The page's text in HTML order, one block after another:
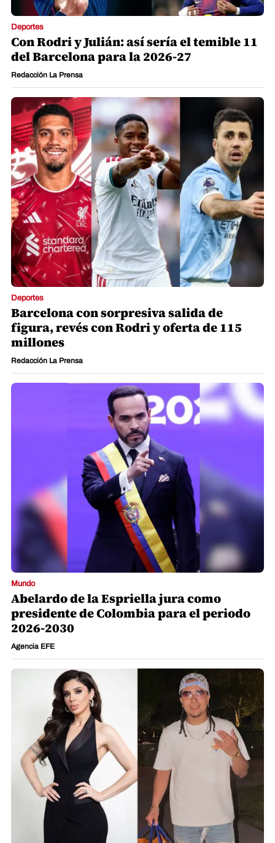
Deportes
Con Rodri y Julián: así sería el temible 11
del Barcelona para la 2026-27
Redacción La Prensa
Deportes
Barcelona con sorpresiva salida de
figura, revés con Rodri y oferta de 115
millones
Redacción La Prensa
Mundo
Abelardo de la Espriella jura como
presidente de Colombia para el periodo
2026-2030
Agencia EFE